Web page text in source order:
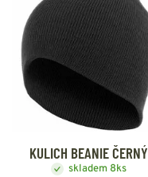
KULICH BEANIE ČERNÝ
skladem 8ks